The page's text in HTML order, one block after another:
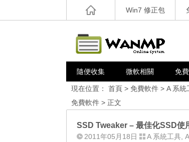
Win7 修正包
隨便收集 微軟相關 免
現在位置： 首頁 > 免費軟件 > A 系統
免費軟件 > 正文
SSD Tweaker – 最佳化SSD使
2011年05月18日 A 系統工具